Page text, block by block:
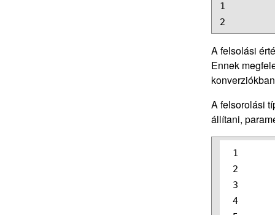
1
2
A felsolási
Ennek
A felsorolási
állítani,
1
2
3
4